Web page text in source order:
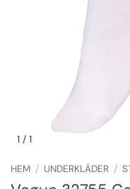
1 / 1
HEM / UNDERKLÄDER /